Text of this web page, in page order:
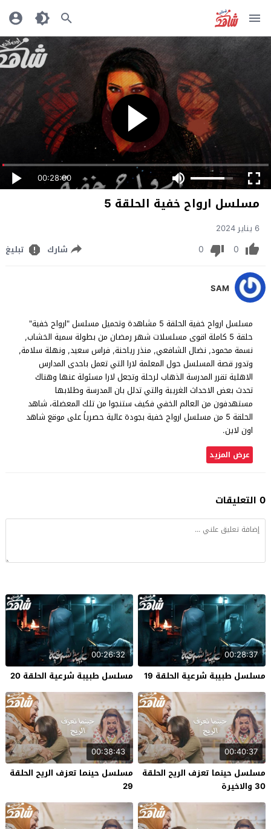
00:28:00
مسلسل ارواح خفية الحلقة 5
6 يناير 2024
0
0 شارك تبليغ
SAM
مسلسل ارواح خفية الحلقة 5 مشاهدة وتحميل مسلسل "ارواح خفية"
حلقة 5 كاملة اقوى مسلسلات شهر رمضان من بطولة سمية الخشاب,
نسمة محمود, نضال الشافعي, منذر رياحنة, فراس سعيد, ونهلة سلامة,
وتدور قصة المسلسل حول المعلمة لارا التي تعمل باحدى المدارس
الاهلية تقرر المدرسة الذهاب لرحلة وتجعل لارا مسئولة عنها وهناك
تحدث بعض الاحداث الغريبة والتي تدلل بان المدرسة وطلابها
مستهدفون من العالم الخفي فكيف ستنجوا من تلك المعضلة، شاهد
الحلقة 5 من مسلسل ارواح خفية بجودة عالية حصرياً على موقع شاهد
اون لاين.
عرض المزيد
0 التعليقات
00:28:37
مسلسل طبيبة شرعية الحلقة 19
00:26:32
مسلسل طبيبة شرعية الحلقة 20
00:40:37
مسلسل حينما تعزف الريح الحلقة
30 والاخيرة
00:38:43
مسلسل حينما تعزف الريح الحلقة
29